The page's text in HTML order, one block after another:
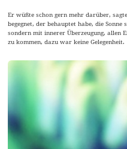
Er wüßte schon gern mehr darüber,
begegnet, der behauptet habe, die
sondern mit innerer Überzeugung, allen
zu kommen, dazu war keine Gelegenheit.